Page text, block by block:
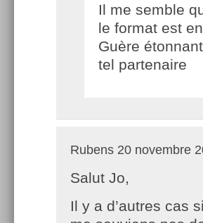
Il me semble
le format est
Guère
tel partenaire
Rubens 20 novembre
Salut Jo,
Il y a d’autres cas